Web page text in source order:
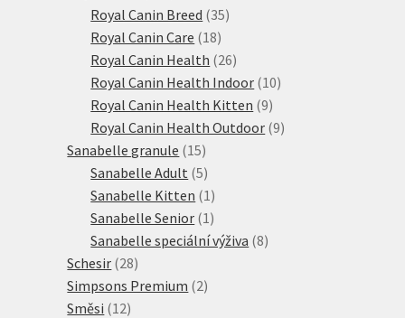
produktů
Royal Canin Breed 3535
Royal Canin Care 1818
produktů
Royal Canin Health 2626
produktů
Royal Canin Health Indoor 1010
Royal Canin Health Kitten 99
produktů
Royal Canin Health Outdoor 99
Sanabelle granule 1515
produktů
Sanabelle Adult 55
produktů
Sanabelle Kitten 1 1
produkt
Sanabelle Senior 1 1
produkt
Sanabelle speciální výživa 88
Schesir 2828
produktů
Simpsons Premium 22
Směsi 1212